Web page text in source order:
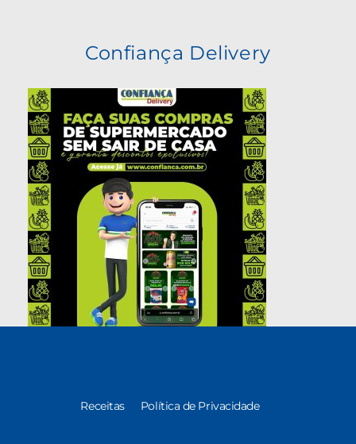
Confiança Delivery
Receitas Política de Privacidade